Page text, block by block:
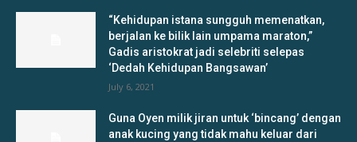
“Kehidupan istana sungguh memenatkan,
berjalan ke bilik lain umpama maraton,”
Gadis aristokrat jadi selebriti selepas
‘Dedah Kehidupan Bangsawan’
July 6, 2021
Guna Oyen milik jiran untuk ‘bincang’ dengan
anak kucing yang tidak mahu keluar dari